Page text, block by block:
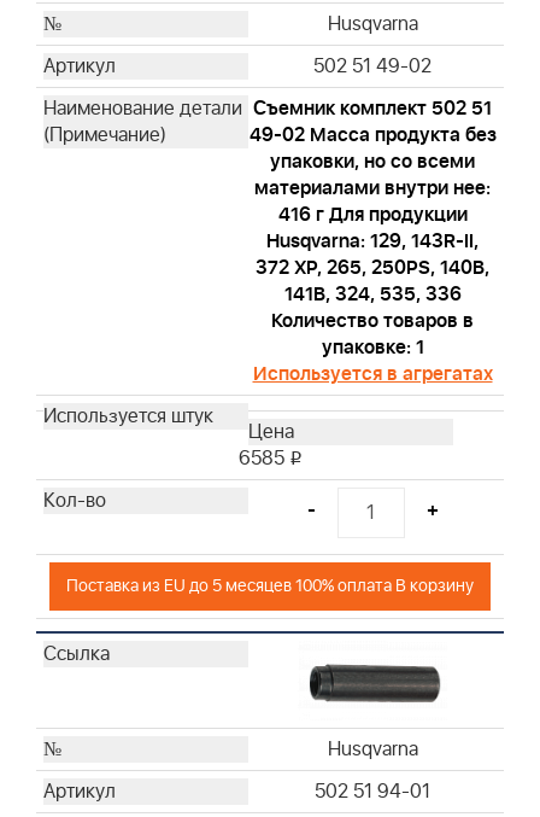
Husqvarna
Husqvarna
Husqvarna
Husqvarna
Husqvarna
Husqvarna
Husqvarna
Husqvarna
Husqvarna
Husqvarna
Husqvarna
Husqvarna
Husqvarna
Husqvarna
Husqvarna
Husqvarna
Husqvarna
Husqvarna
Husqvarna
Husqvarna
Husqvarna
Husqvarna
Husqvarna
Husqvarna
502 51 49-02
Съемник комплект 502 51
49-02 Масса продукта без
упаковки, но со всеми
материалами внутри нее:
416 г Для продукции
Husqvarna: 129, 143R-II,
372 XP, 265, 250PS, 140B,
141B, 324, 535, 336
Количество товаров в
упаковке: 1
Используется в агрегатах
6585 i
- +
Поставка из EU до 5 месяцев 100% оплата В корзину
Husqvarna
502 51 94-01